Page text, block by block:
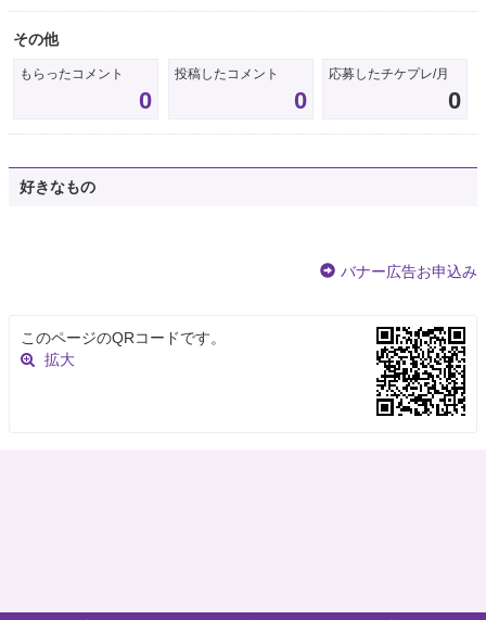
その他
もらったコメント
0
投稿したコメント
0
応募したチケプレ/月
0
好きなもの
バナー広告お申込み
このページのQRコードです。
拡大